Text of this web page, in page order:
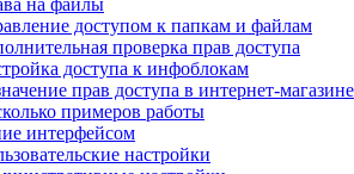
на файлы
доступом к папкам и файлам
проверка прав доступа
доступа к инфоблокам
прав доступа в интернет-магазине
примеров работы
интерфейсом
настройки